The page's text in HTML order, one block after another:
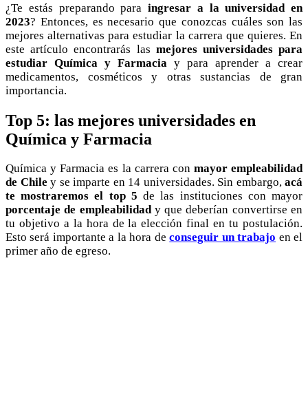
¿Te estás preparando para ingresar a la universidad en
2023? Entonces, es necesario que conozcas cuáles son las
mejores alternativas para estudiar la carrera que quieres. En
este artículo encontrarás las mejores universidades para
estudiar Química y Farmacia y para aprender a crear
medicamentos, cosméticos y otras sustancias de gran
importancia.
Top 5: las mejores universidades en
Química y Farmacia
Química y Farmacia es la carrera conmayor empleabilidad
de Chile y se imparte en 14 universidades. Sin embargo, acá
te mostraremos el top 5de las instituciones con mayor
porcentaje de empleabilidady que deberían convertirse en
tu objetivo a la hora de la elección final en tu postulación.
Esto será importante a la hora deconseguir un trabajo en el
primer año de egreso.